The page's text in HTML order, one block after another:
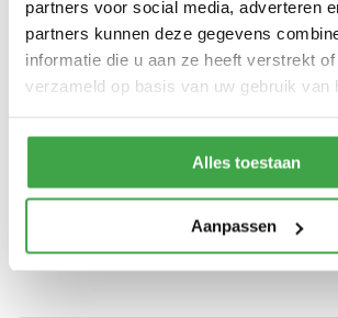
partners voor social media, adverteren
partners kunnen deze gegevens
informatie die u aan ze heeft verstrekt
verzameld op basis van uw gebruik van
Alles toestaan
Aanpassen
Deur
Enkele deur
Bevestigingsmaterialen
Alle
zijn
Transport
Eenvoudig
wanden in